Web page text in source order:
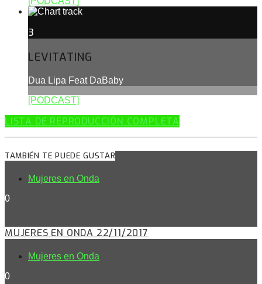
3
LEVITATING
Dua Lipa Feat DaBaby
[PODCAST]
LISTA DE REPRODUCCIÓN COMPLETA
TAMBIÉN TE PUEDE GUSTAR
Mujeres en Onda
0
MUJERES EN ONDA 22/11/2017
Mujeres en Onda
0